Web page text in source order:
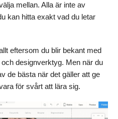
mellan. Alla är inte av
kan hitta exakt vad du letar
eftersom du blir bekant med
designverktyg. Men när du
de bästa när det gäller att ge
för svårt att lära sig.